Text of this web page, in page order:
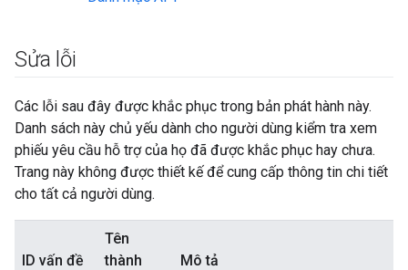
Sửa lỗi
Các lỗi sau đây được khắc phục trong bản phát hành này.
Danh sách này chủ yếu dành cho người dùng kiểm tra xem
phiếu yêu cầu hỗ trợ của họ đã được khắc phục hay chưa.
Trang này không được thiết kế để cung cấp thông tin chi tiết
cho tất cả người dùng.
ID vấn đề
Tên
thành
Mô tả